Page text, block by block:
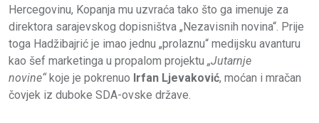
Hercegovinu, Kopanja mu uzvraća tako što ga imenuje za
direktora sarajevskog dopisništva „Nezavisnih novina“. Prije
toga Hadžibajrić je imao jednu „prolaznu“ medijsku avanturu
kao šef marketinga u propalom projektu „Jutarnje
novine“koje je pokrenuo Irfan Ljevaković, moćan i mračan
čovjek iz duboke SDA-ovske države.